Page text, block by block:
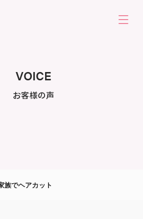
VOICE
お客様の声
族でヘアカット